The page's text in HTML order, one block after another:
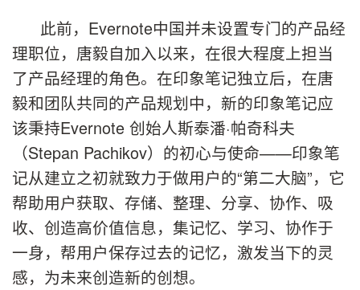
此前， Evernote中国并未设置专门的产品经
理职位，唐毅自加入以来，在很大程度上担当
了产品经理的角色。在印象笔记独立后，在唐
毅和团队共同的产品规划中，新的印象笔记应
该秉持Evernote 创始人斯泰潘·帕奇科夫
（Stepan Pachikov）的初心与使命——印象笔
记从建立之初就致力于做用户的“第二大脑”，它
帮助用户获取、存储、整理、分享、协作、吸
收、创造高价值信息，集记忆、学习、协作于
一身，帮用户保存过去的记忆，激发当下的灵
感，为未来创造新的创想。